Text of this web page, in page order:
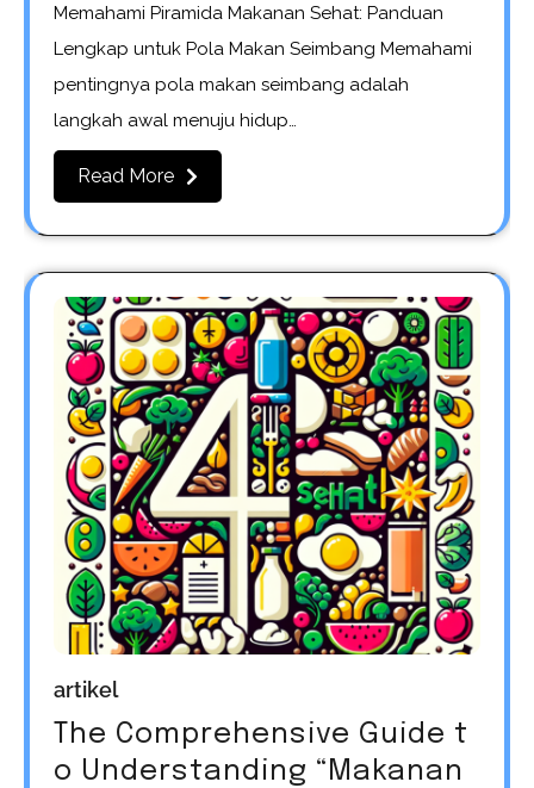
Memahami Piramida Makanan Sehat: Panduan
Lengkap untuk Pola Makan Seimbang Memahami
pentingnya pola makan seimbang adalah
langkah awal menuju hidup…
Read More
artikel
The Comprehensive Guide t
o Understanding “Makanan